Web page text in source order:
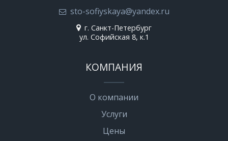
sto-sofiyskaya@yandex.ru
г. Санкт-Петербург
ул. Софийская 8, к.1
КОМПАНИЯ
О компании
Услуги
Цены